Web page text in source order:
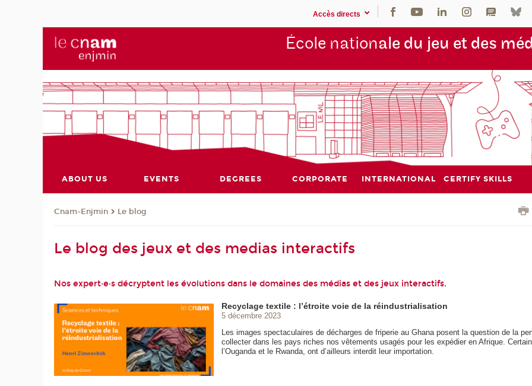
Accès directs
École nationale du jeu et des
ABOUT US EVENTS DEGREES CORPORATE INTERNATIONAL CERTIFY SKILLS
Cnam-Enjmin Le blog
Le blog des jeux et des medias interactifs
Nos expert·e·s décryptent les évolutions dans le domaines des médias et des jeux interactifs.
Recyclage textile : l’étroite voie de la réindustrialisation
5 décembre 2023
Les images spectaculaires de décharges de friperie au Ghana posent la question de la
collecter dans les pays riches nos vêtements usagés pour les expédier en Afrique.
l’Ouganda et le Rwanda, ont d’ailleurs interdit leur importation.